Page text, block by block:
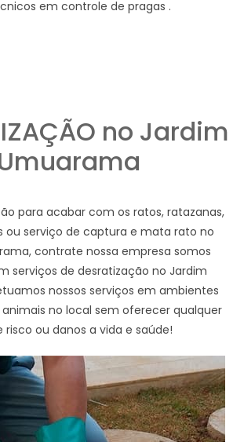
em controle de pragas .
no Jardim
para acabar com os ratos, ratazanas,
ou serviço de captura e mata rato no
contrate nossa empresa somos
serviços de desratização no Jardim
nossos serviços em ambientes
no local sem oferecer qualquer
risco ou danos a vida e saúde!